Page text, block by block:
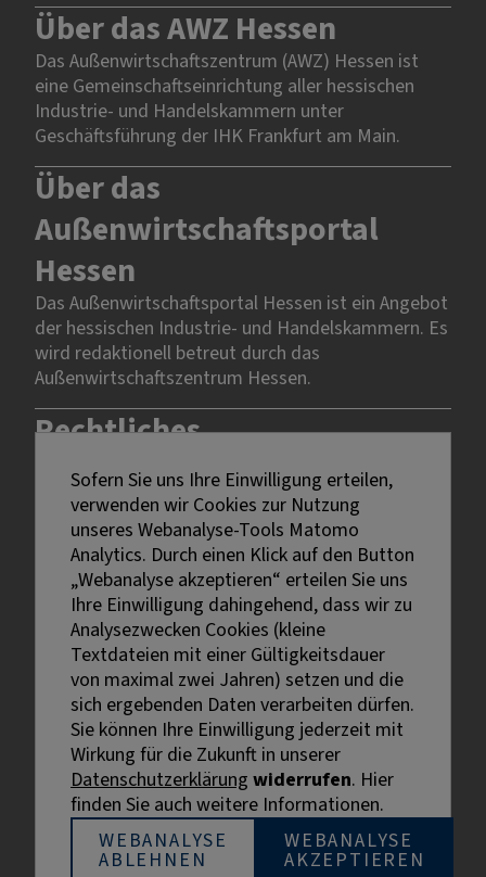
Über das AWZ Hessen
Das Außenwirtschaftszentrum (AWZ) Hessen ist
eine Gemeinschaftseinrichtung aller hessischen
Industrie- und Handelskammern unter
Geschäftsführung der IHK Frankfurt am Main.
Über das
Außenwirtschaftsportal
Hessen
Das Außenwirtschaftsportal Hessen ist ein Angebot
der hessischen Industrie- und Handelskammern. Es
wird redaktionell betreut durch das
Außenwirtschaftszentrum Hessen.
Rechtliches
Impressum
Datenschutz
Erklärung zur Barrierefreiheit
Bildnachweise
Externe Links sind mit dem Symbol
gekennzeichnet.
Bei personenbezogenen Bezeichnungen wurde aus
Gründen der besseren Lesbarkeit die männliche
Bezeichnung gewählt. Gemeint sind stets alle
Geschlechter.
Sofern Sie uns Ihre Einwilligung erteilen,
verwenden wir Cookies zur Nutzung
unseres Webanalyse-Tools Matomo
Analytics. Durch einen Klick auf den Button
„Webanalyse akzeptieren“ erteilen Sie uns
Ihre Einwilligung dahingehend, dass wir zu
Analysezwecken Cookies (kleine
Textdateien mit einer Gültigkeitsdauer
von maximal zwei Jahren) setzen und die
sich ergebenden Daten verarbeiten dürfen.
Sie können Ihre Einwilligung jederzeit mit
Wirkung für die Zukunft in unserer
Datenschutzerklärung widerrufen. Hier
finden Sie auch weitere Informationen.
WEBANALYSE
ABLEHNEN
WEBANALYSE
AKZEPTIEREN